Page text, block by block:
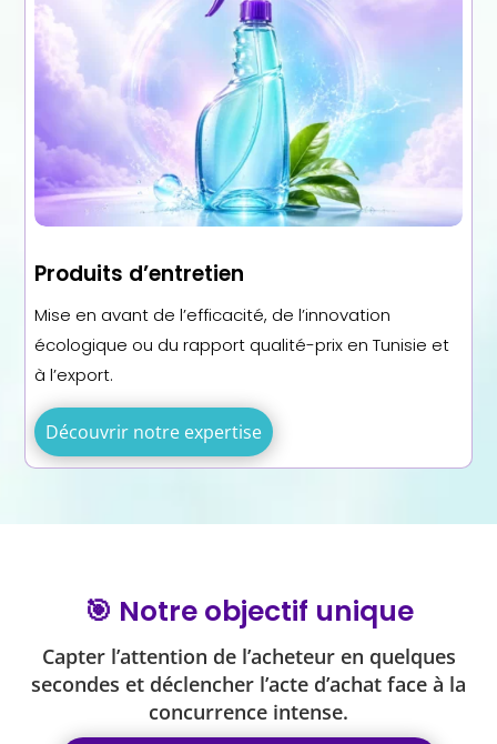
Produits d’entretien
Mise en avant de l’efficacité, de l’innovation
écologique ou du rapport qualité-prix en Tunisie et
à l’export.
Découvrir notre expertise
🎯 Notre objectif unique
Capter l’attention de l’acheteur en quelques
secondes et déclencher l’acte d’achat face à la
concurrence intense.